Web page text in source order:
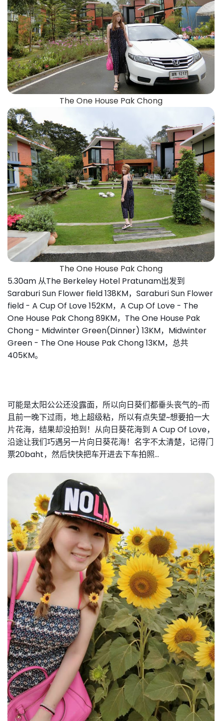
The One House Pak Chong
The One House Pak Chong
5.30am 从The Berkeley Hotel Pratunam出发到
Saraburi Sun Flower field 138KM， Saraburi Sun Flower
field - A Cup Of Love 152KM， A Cup Of Love - The
One House Pak Chong 89KM， The One House Pak
Chong - Midwinter Green(Dinner) 13KM， Midwinter
Green - The One House Pak Chong 13KM，总共
405KM。
可能是太阳公公还没露面，所以向日葵们都垂头丧气的~而
且前一晚下过雨，地上超级粘，所以有点失望~想要拍一大
片花海，结果却没拍到！ 从向日葵花海到 A Cup Of Love，
沿途让我们巧遇另一片向日葵花海！名字不太清楚，记得门
票20baht，然后快快把车开进去下车拍照...